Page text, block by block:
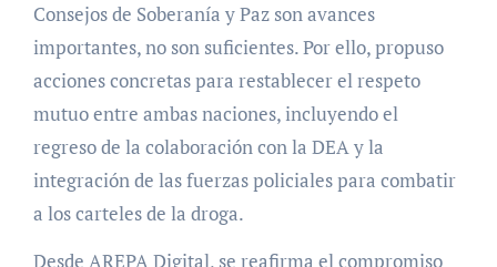
Consejos de Soberanía y Paz son avances
importantes, no son suficientes. Por ello, propuso
acciones concretas para restablecer el respeto
mutuo entre ambas naciones, incluyendo el
regreso de la colaboración con la DEA y la
integración de las fuerzas policiales para combatir
a los carteles de la droga.
Desde AREPA Digital, se reafirma el compromiso